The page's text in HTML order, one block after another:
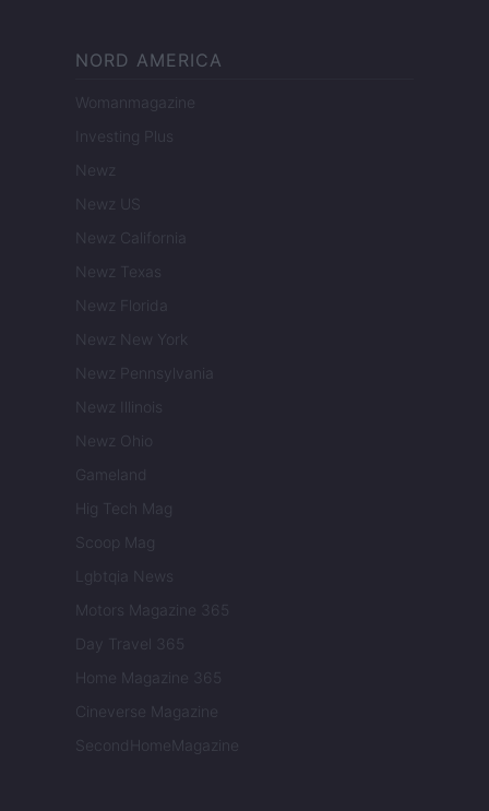
NORD AMERICA
Womanmagazine
Investing Plus
Newz
Newz US
Newz California
Newz Texas
Newz Florida
Newz New York
Newz Pennsylvania
Newz Illinois
Newz Ohio
Gameland
Hig Tech Mag
Scoop Mag
Lgbtqia News
Motors Magazine 365
Day Travel 365
Home Magazine 365
Cineverse Magazine
SecondHomeMagazine